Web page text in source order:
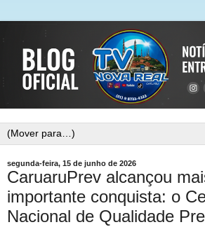
segunda-feira, 15 de junho de 2026
CaruaruPrev alcançou
importante conquista: o
Nacional de Qualidade